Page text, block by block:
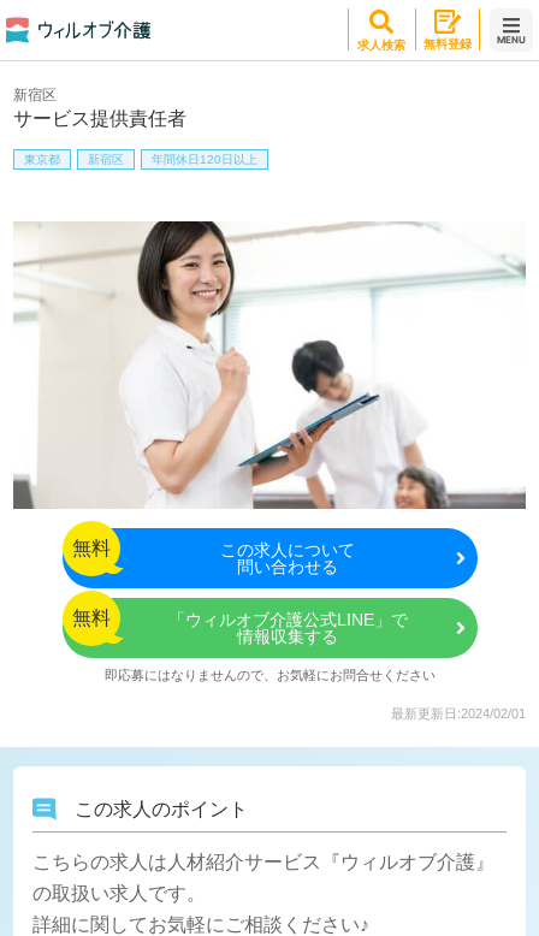
求人検索 無料登録 MENU
サービス提供責任者
新宿区
東京都 新宿区 年間休日120日以上
無料 この求人について
問い合わせる
無料
「ウィルオブ介護公式LINE」で
情報収集する
即応募にはなりませんので、お気軽にお問合せください
最新更新日:2024/02/01
この求人のポイント
こちらの求人は人材紹介サービス『ウィルオブ介護』
の取扱い求人です。
詳細に関してお気軽にご相談ください♪